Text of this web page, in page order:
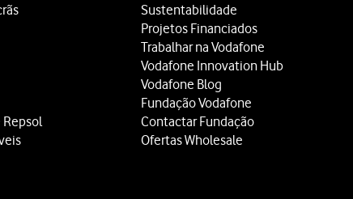
Repsol
Sustentabilidade
Projetos Financiados
Trabalhar na Vodafone
Vodafone Innovation Hub
Vodafone Blog
Fundação Vodafone
Contactar Fundação
Ofertas Wholesale